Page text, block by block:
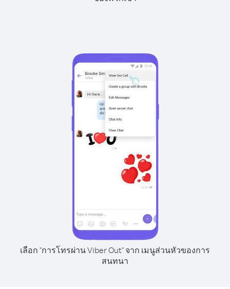
เลือก "การโทรผ่าน Viber Out" จาก เมนูส่วนหัวของการ
สนทนา